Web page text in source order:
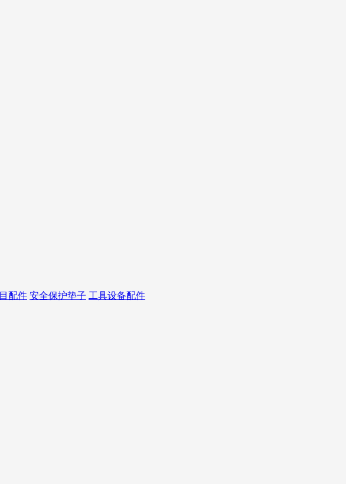
配件 安全保护垫子 工具设备配件